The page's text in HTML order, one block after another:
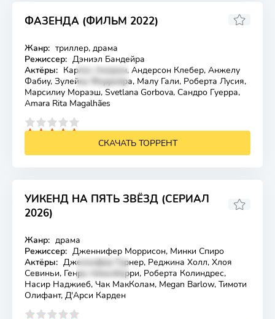
ФАЗЕНДА (ФИЛЬМ 2022)
Лицензия
Жанр: триллер, драма
Режиссер: Дэниэл Бандейра
Актёры: Карлос Аморим, Андерсон Клебер, Анжелу
Фабиу, Зулейка Феррейра, Малу Гали, Роберта Лусия,
Марсилиу Мораэш, Svetlana Gorbova, Сандро Гуерра,
Amara Rita Magalhães
СКАЧАТЬ ТОРРЕНТ
УИКЕНД НА ПЯТЬ ЗВЁЗД (СЕРИАЛ
2026)
Жанр: драма
Режиссер: Дженнифер Моррисон, Минки Спиро
Актёры: Дженнифер Гарнер, Реджина Холл, Хлоя
Севиньи, Генри Айкенберри, Роберта Колиндрес,
Насир Наджиеб, Чак МакКолам, Megan Barlow, Тимоти
Олифант, Д'Арси Карден